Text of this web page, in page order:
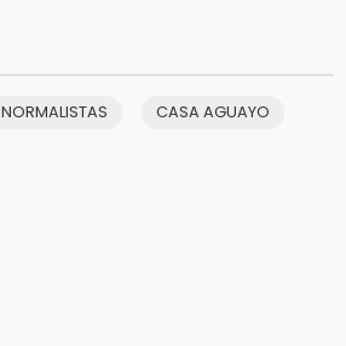
NORMALISTAS CASA AGUAYO